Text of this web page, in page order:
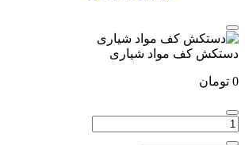
دستکش کف مواد شیاری
0 تومان
تعداد: